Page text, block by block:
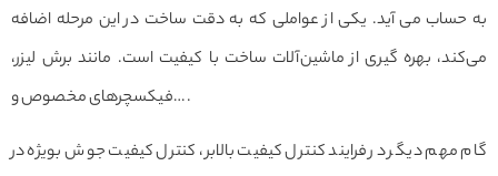
به حساب می آید. یکی از عواملی که به دقت ساخت در این مرحله اضافه
می‌کند، بهره گیری از ماشین‌آلات ساخت با کیفیت است. مانند برش لیزر،
فیکسچرهای مخصوص و… .
گام مهم دیگر در فرایند کنترل کیفیت بالابر، کنترل کیفیت جوش بویژه در